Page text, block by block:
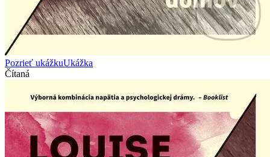
Pozrieť ukážkuUkážka
Čítaná